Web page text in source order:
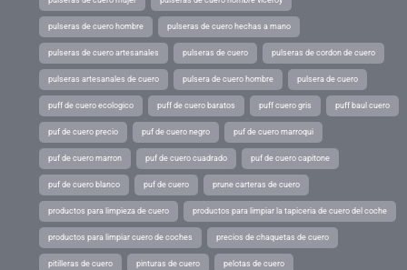
pulseras de cuero hombre pulseras de cuero hechas a mano
pulseras de cuero artesanales pulseras de cuero pulseras de cordon de cuero
pulseras artesanales de cuero pulsera de cuero hombre pulsera de cuero
puff de cuero ecologico puff de cuero baratos puff cuero gris puff baul cuero
puf de cuero precio puf de cuero negro puf de cuero marroqui
puf de cuero marron puf de cuero cuadrado puf de cuero capitone
puf de cuero blanco puf de cuero prune carteras de cuero
productos para limpieza de cuero productos para limpiar la tapiceria de cuero del coche
productos para limpiar cuero de coches precios de chaquetas de cuero
pitilleras de cuero pinturas de cuero pelotas de cuero